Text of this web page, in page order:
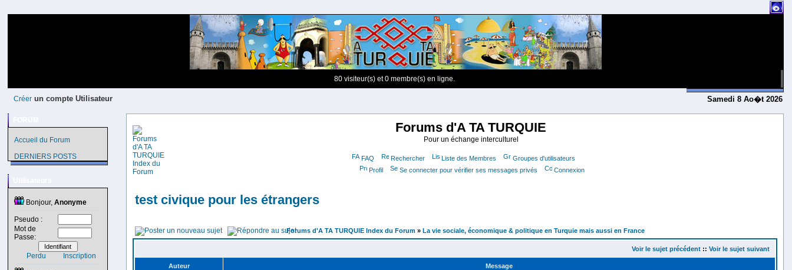
80 visiteur(s) et 0 membre(s) en ligne.
Créer un compte Utilisateur Samedi 8 Ao�t 2026
Accueil du Forum
DERNIERS POSTS
Bonjour, Anonyme
Pseudo :
Mot de
Passe:
Perdu Inscription
Forums d'A TA TURQUIE
Pour un échange interculturel
FAQ Rechercher Liste des Membres
Groupes d'utilisateurs
Profil
Se connecter pour vérifier ses messages privés Connexion
test civique pour les étrangers
Forums d'A TA TURQUIE Index du Forum » La vie sociale, économique & politique en Turquie mais aussi en France
Voir le sujet précédent :: Voir le sujet suivant
Auteur
Message